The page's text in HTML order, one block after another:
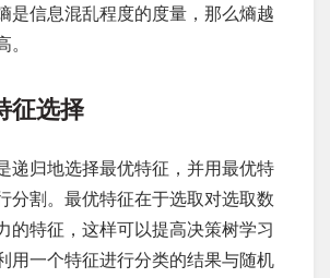
是信息混乱程度的度量，那么熵越
征选择
递归地选择最优特征，并用最优特
分割。最优特征在于选取对选取数
的特征，这样可以提高决策树学习
用一个特征进行分类的结果与随机